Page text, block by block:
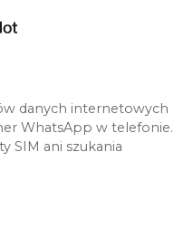
danych internetowych
WhatsApp w telefonie.
SIM ani szukania